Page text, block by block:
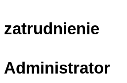
zatrudnienie
Administrator